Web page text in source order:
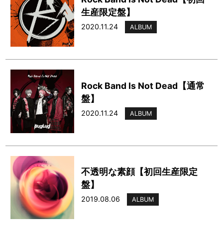
生産限定盤】
2020.11.24 ALBUM
Rock Band Is Not Dead【通常
盤】
2020.11.24 ALBUM
不透明な素顔【初回生産限定
盤】
2019.08.06 ALBUM